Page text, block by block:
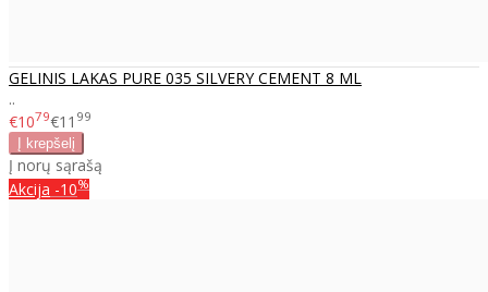
GELINIS LAKAS PURE 035 SILVERY CEMENT 8 ML
..
€1079€11 99
Į norų sąrašą
Akcija -10%